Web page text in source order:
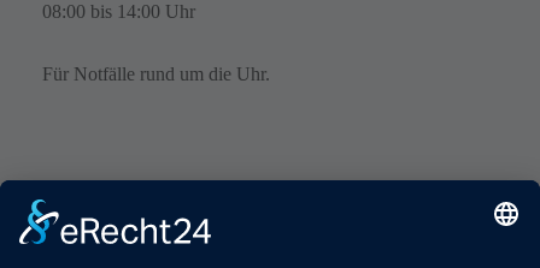
08:00 bis 14:00 Uhr
Für Notfälle rund um die Uhr.
PARKPLÄTZE